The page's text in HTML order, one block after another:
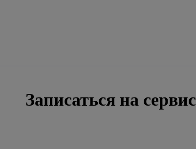
Записаться на сервис